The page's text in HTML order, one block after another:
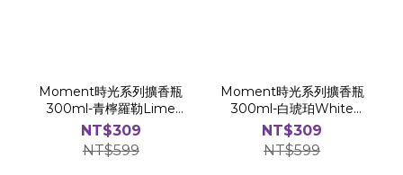
Moment時光系列擴香瓶
300ml-青檸羅勒Lime
Basil
NT$309
NT$599
Moment時光系列擴香瓶
300ml-白琥珀White
Amber
NT$309
NT$599